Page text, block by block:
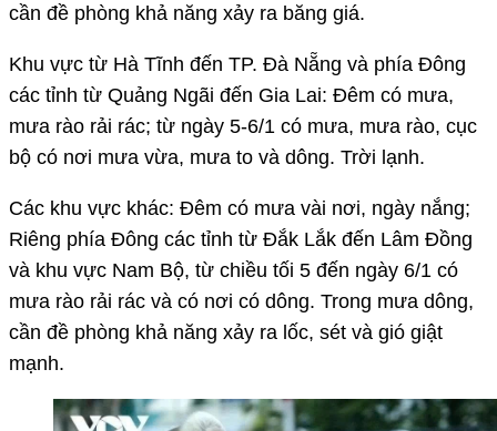
cần đề phòng khả năng xảy ra băng giá.
Khu vực từ Hà Tĩnh đến TP. Đà Nẵng và phía Đông
các tỉnh từ Quảng Ngãi đến Gia Lai: Đêm có mưa,
mưa rào rải rác; từ ngày 5-6/1 có mưa, mưa rào, cục
bộ có nơi mưa vừa, mưa to và dông. Trời lạnh.
Các khu vực khác: Đêm có mưa vài nơi, ngày nắng;
Riêng phía Đông các tỉnh từ Đắk Lắk đến Lâm Đồng
và khu vực Nam Bộ, từ chiều tối 5 đến ngày 6/1 có
mưa rào rải rác và có nơi có dông. Trong mưa dông,
cần đề phòng khả năng xảy ra lốc, sét và gió giật
mạnh.